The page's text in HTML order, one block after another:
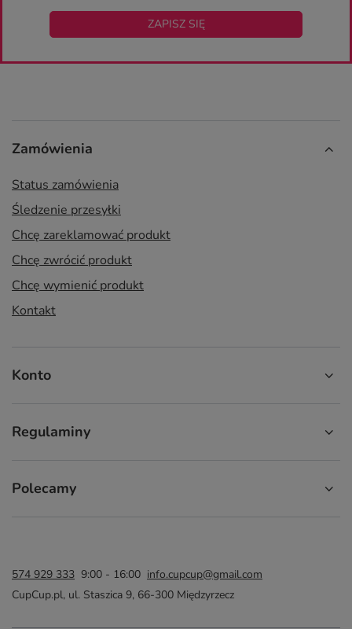
ZAPISZ SIĘ
Zamówienia
Status zamówienia
Śledzenie przesyłki
Chcę zareklamować produkt
Chcę zwrócić produkt
Chcę wymienić produkt
Kontakt
Konto
Regulaminy
Polecamy
574 929 333 9:00 - 16:00 info.cupcup@gmail.com
CupCup.pl, ul. Staszica 9, 66-300 Międzyrzecz